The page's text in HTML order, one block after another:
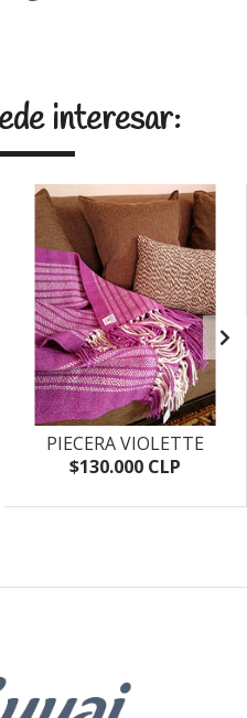
interesar:
PIECERA VIOLETTE
$130.000 CLP